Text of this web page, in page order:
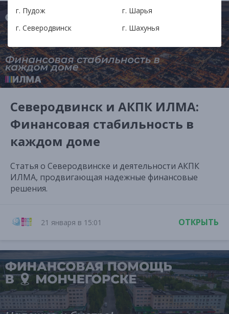
Северодвинск и АКПК ИЛМА:
Финансовая стабильность в
каждом доме
Статья о Северодвинске и деятельности АКПК
ИЛМА, продвигающая надежные финансовые
решения.
21 января в 15:01 ОТКРЫТЬ
г. Пудож
г. Северодвинск
г. Шарья
г. Шахунья